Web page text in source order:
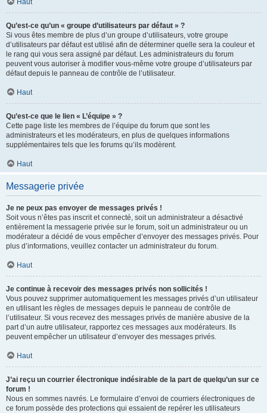
Haut
Qu’est-ce qu’un « groupe d’utilisateurs par défaut » ?
Si vous êtes membre de plus d’un groupe d’utilisateurs, votre groupe
d’utilisateurs par défaut est utilisé afin de déterminer quelle sera la couleur et
le rang qui vous sera assigné par défaut. Les administrateurs du forum
peuvent vous autoriser à modifier vous-même votre groupe d’utilisateurs par
défaut depuis le panneau de contrôle de l’utilisateur.
Haut
Qu’est-ce que le lien « L’équipe » ?
Cette page liste les membres de l’équipe du forum que sont les
administrateurs et les modérateurs, en plus de quelques informations
supplémentaires tels que les forums qu’ils modèrent.
Haut
Messagerie privée
Je ne peux pas envoyer de messages privés !
Soit vous n’êtes pas inscrit et connecté, soit un administrateur a désactivé
entièrement la messagerie privée sur le forum, soit un administrateur ou un
modérateur a décidé de vous empêcher d’envoyer des messages privés. Pour
plus d’informations, veuillez contacter un administrateur du forum.
Haut
Je continue à recevoir des messages privés non sollicités !
Vous pouvez supprimer automatiquement les messages privés d’un utilisateur
en utilisant les règles de messages depuis le panneau de contrôle de
l’utilisateur. Si vous recevez des messages privés de manière abusive de la
part d’un autre utilisateur, rapportez ces messages aux modérateurs. Ils
peuvent empêcher un utilisateur d’envoyer des messages privés.
Haut
J’ai reçu un courrier électronique indésirable de la part de quelqu’un sur ce
forum !
Nous en sommes navrés. Le formulaire d’envoi de courriers électroniques de
ce forum possède des protections qui essaient de repérer les utilisateurs